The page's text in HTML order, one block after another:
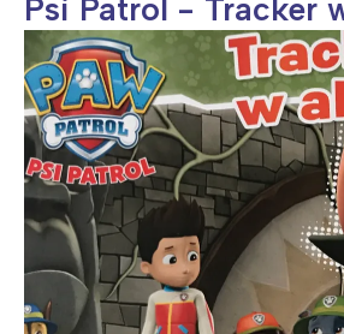
Psi Patrol - Tracker